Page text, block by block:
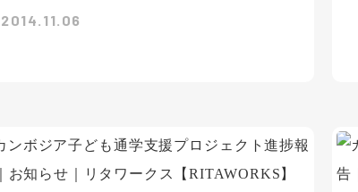
2014.11.06